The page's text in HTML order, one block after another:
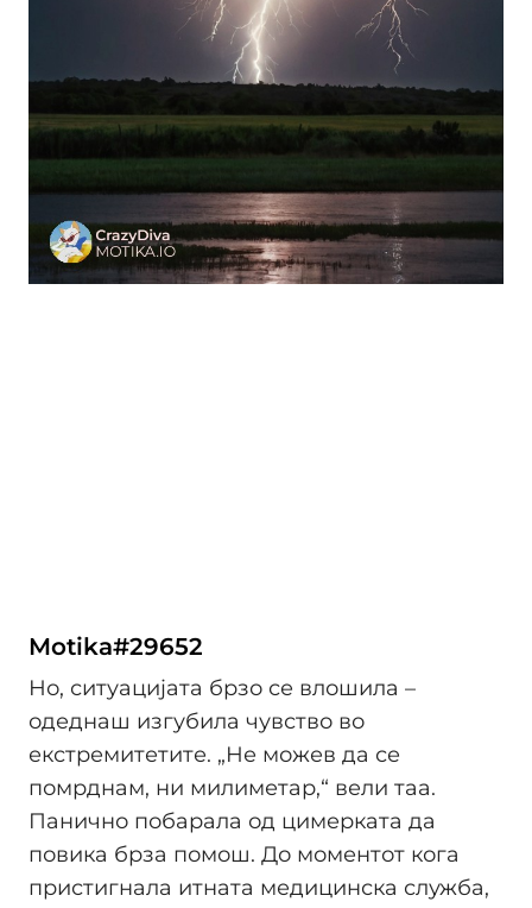
Motika#29652
Но, ситуацијата брзо се влошила –
одеднаш изгубила чувство во
екстремитетите. „Не можев да се
помрднам, ни милиметар,“ вели таа.
Панично побарала од цимерката да
повика брза помош. До моментот кога
пристигнала итната медицинска служба,